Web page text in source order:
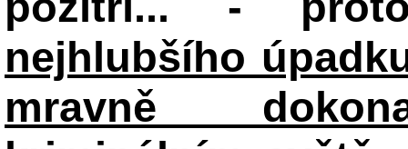
nejhlubšího
mravně